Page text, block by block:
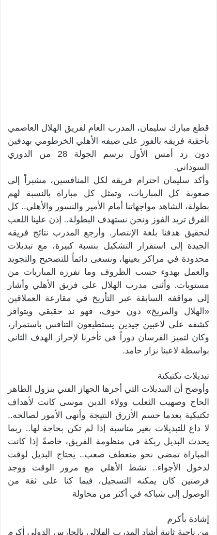
قطع مبارك سليمان، المدرب العام لفريق الهلال العاصمي
بأحقية فريقه بالفوز على ضيفه الأهلي الخرطومي بهدفين
دون رد أمس الأول برسم الجولة 28 من الدوري
السوداني.
وأكد سليمان احترام فريقه لكل المنافسين، مشيراً إلى
صعوبة كل المباريات، وتمثل كل مباراة بالنسبة لهم
بطولة، الشاهد مواجهاتنا أمام الأمير والنسور والأهلي.. كل
الفرق تريد الفوز ونحن نستهدف البطولة.. إذن علينا اللعب
لتحقيق هدفنا بلغة الإنتصار. وأرجع المدرب نتائج فريقه
الجيدة إلى استقرار التشكيل بنسبة كبيرة، مع تبديلات
محدودة في مراكز بعينها، ونسعى دائماً للتصحيح والتجويد
والعمل بهدوء حسب الظروف وما تفرزه المباريات من
مستويات. وأثنى مدرب الهلال على فريق الأهلي وأشار
إلى مواقفه السابقة عبر التأريخ في مقارعة العملاقين
«الهلال والمريخ» دون خوف، فهو ند حقيقي ويتوافر
كشفه على لاعبين جيدين يستطيعون التنافس باستمرار،
وكان لتميز الفرسان دوراً في تأخرنا لإحراز الهدف الثاني
بواسطة لاعبنا نزار حامد.
تبديلات تكتيكية
وأوضح أن التبديلات التي أجرها الجهاز الفني بنزول الطاهر
الحاج وصهيب الثعلب وولاء الدين موسى كانت لأهداف
تكتيكية بعدما حسم الأزرق النتيجة وأنهى الأمور لصالحه..
لا داع للتبديلات بغير مناسبة إذا لم تكن بحاجة لها.. ربما
يحدث البديل ربكة في منظومة الفريق، خاصةً إذا كانت
المباراة تمضي نحو منعطف صعب.. يحتاج البديل لوقت
لدخول الأجواء.. نشط الأهلي مع مرور الوقت ووجد
فرصتين كان يمكنه التسجيل، فيما كنا على ثقة من
الوصول إلى شباكه في أكثر من محاولة
إشادة بأكرم
من ناحية ثانية أشاد المدرب الهلالي بالحارس الدولي أكرم